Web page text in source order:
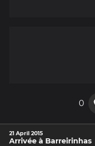
0
21 April 2015
Arrivée à Barreirinhas